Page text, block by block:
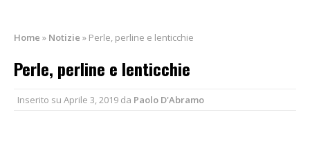
Home » Notizie » Perle, perline e lenticchie
Perle, perline e lenticchie
Inserito su Aprile 3, 2019 da Paolo D'Abramo